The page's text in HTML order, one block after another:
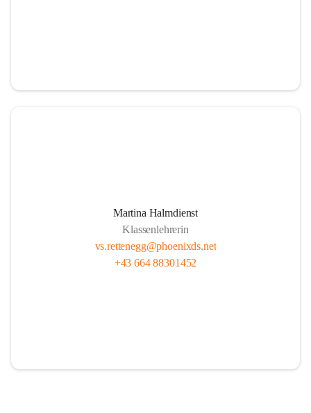
Martina Halmdienst
Klassenlehrerin
vs.rettenegg@phoenixds.net
+43 664 88301452